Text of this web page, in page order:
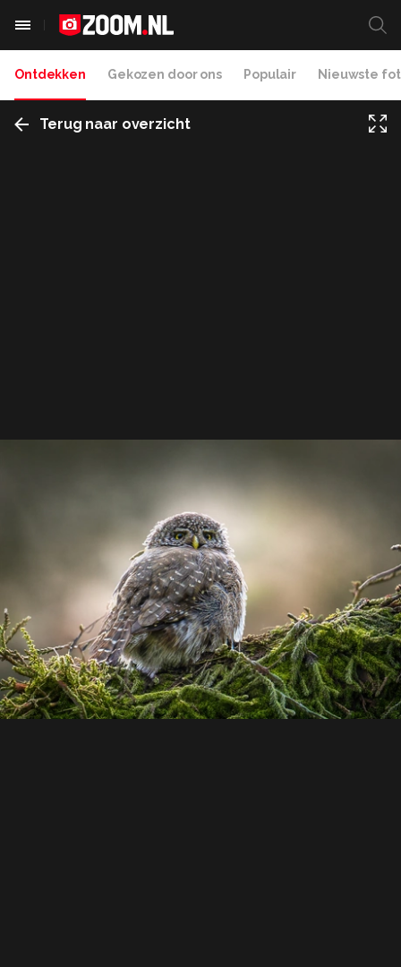
Ontdekken Gekozen door ons Populair Nieuwste
Terug naar overzicht